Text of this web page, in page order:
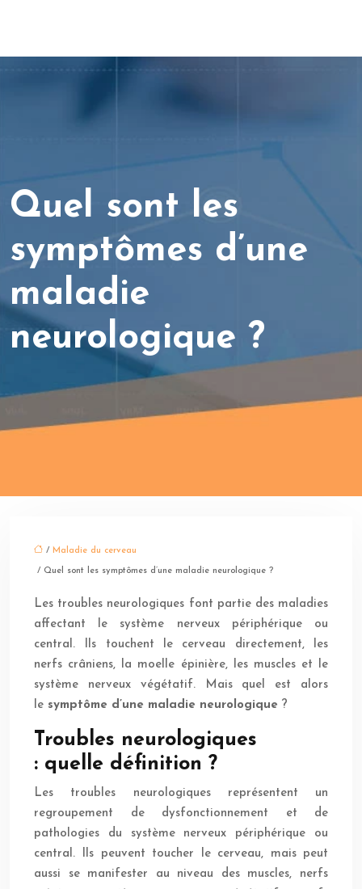
Quel sont les
symptômes d’une
maladie
neurologique ?
/ Maladie du cerveau
/ Quel sont les symptômes d’une maladie neurologique ?
Les troubles neurologiques font partie des maladies
affectant le système nerveux périphérique ou
central. Ils touchent le cerveau directement, les
nerfs crâniens, la moelle épinière, les muscles et le
système nerveux végétatif. Mais quel est alors
le symptôme d’une maladie neurologique ?
Troubles neurologiques
: quelle définition ?
Les troubles neurologiques représentent un
regroupement de dysfonctionnement et de
pathologies du système nerveux périphérique ou
central. Ils peuvent toucher le cerveau, mais peut
aussi se manifester au niveau des muscles, nerfs